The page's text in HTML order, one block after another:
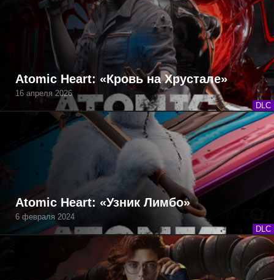
DLC
Atomic Heart: «Кровь на Хрустале»
16 апреля 2026
DLC
Atomic Heart: «Узник Лимбо»
6 февраля 2024